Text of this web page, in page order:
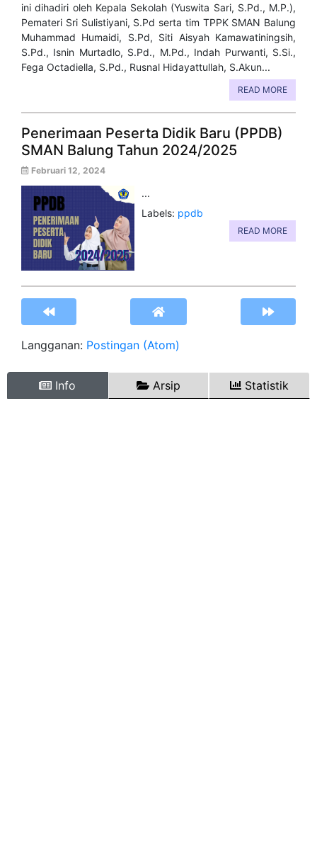
ini dihadiri oleh Kepala Sekolah (Yuswita Sari, S.Pd., M.P.),
Pemateri Sri Sulistiyani, S.Pd serta tim TPPK SMAN Balung
Muhammad Humaidi, S.Pd, Siti Aisyah Kamawatiningsih,
S.Pd., Isnin Murtadlo, S.Pd., M.Pd., Indah Purwanti, S.Si.,
Fega Octadiella, S.Pd., Rusnal Hidayattullah, S.Akun...
READ MORE
Penerimaan Peserta Didik Baru (PPDB)
SMAN Balung Tahun 2024/2025
Februari 12, 2024
...
Labels: ppdb
READ MORE
Langganan: Postingan (Atom)
Info Arsip Statistik